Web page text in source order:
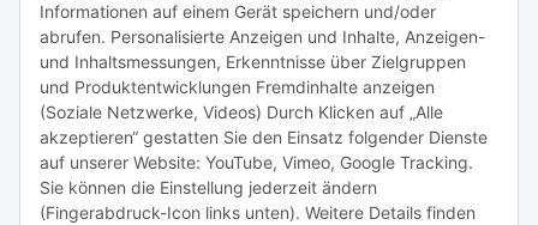
TiDis Videos auf Youtube
Nachfüllpreise für Druckerpatronen
Refillservice Patronen verpacken
TiDis Druckerwerkstatt
TiDis PC & Notebookwerkstatt
Informationen auf einem Gerät speichern und/oder
abrufen. Personalisierte Anzeigen und Inhalte, Anzeigen-
und Inhaltsmessungen, Erkenntnisse über Zielgruppen
und Produktentwicklungen Fremdinhalte anzeigen
(Soziale Netzwerke, Videos) Durch Klicken auf „Alle
akzeptieren“ gestatten Sie den Einsatz folgender Dienste
auf unserer Website: YouTube, Vimeo, Google Tracking.
Sie können die Einstellung jederzeit ändern
(Fingerabdruck-Icon links unten). Weitere Details finden